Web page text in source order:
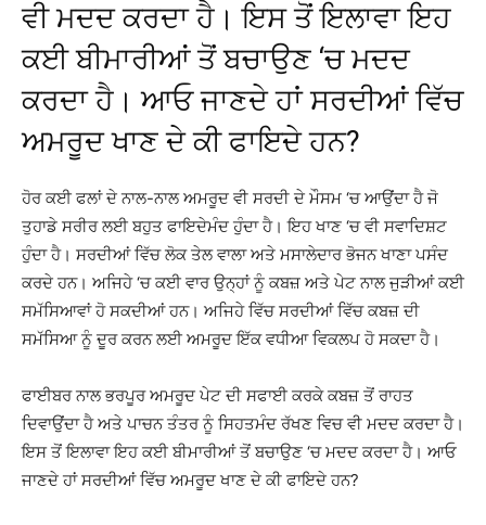
ਵੀ ਮਦਦ ਕਰਦਾ ਹੈ। ਇਸ ਤੋਂ ਇਲਾਵਾ ਇਹ
ਕਈ ਬੀਮਾਰੀਆਂ ਤੋਂ ਬਚਾਉਣ ‘ਚ ਮਦਦ
ਕਰਦਾ ਹੈ। ਆਓ ਜਾਣਦੇ ਹਾਂ ਸਰਦੀਆਂ ਵਿੱਚ
ਅਮਰੂਦ ਖਾਣ ਦੇ ਕੀ ਫਾਇਦੇ ਹਨ?
ਹੋਰ ਕਈ ਫਲਾਂ ਦੇ ਨਾਲ-ਨਾਲ ਅਮਰੂਦ ਵੀ ਸਰਦੀ ਦੇ ਮੌਸਮ ‘ਚ ਆਉਂਦਾ ਹੈ ਜੋ
ਤੁਹਾਡੇ ਸਰੀਰ ਲਈ ਬਹੁਤ ਫਾਇਦੇਮੰਦ ਹੁੰਦਾ ਹੈ। ਇਹ ਖਾਣ ‘ਚ ਵੀ ਸਵਾਦਿਸ਼ਟ
ਹੁੰਦਾ ਹੈ। ਸਰਦੀਆਂ ਵਿੱਚ ਲੋਕ ਤੇਲ ਵਾਲਾ ਅਤੇ ਮਸਾਲੇਦਾਰ ਭੋਜਨ ਖਾਣਾ ਪਸੰਦ
ਕਰਦੇ ਹਨ। ਅਜਿਹੇ ‘ਚ ਕਈ ਵਾਰ ਉਨ੍ਹਾਂ ਨੂੰ ਕਬਜ਼ ਅਤੇ ਪੇਟ ਨਾਲ ਜੁੜੀਆਂ ਕਈ
ਸਮੱਸਿਆਵਾਂ ਹੋ ਸਕਦੀਆਂ ਹਨ। ਅਜਿਹੇ ਵਿੱਚ ਸਰਦੀਆਂ ਵਿੱਚ ਕਬਜ਼ ਦੀ
ਸਮੱਸਿਆ ਨੂੰ ਦੂਰ ਕਰਨ ਲਈ ਅਮਰੂਦ ਇੱਕ ਵਧੀਆ ਵਿਕਲਪ ਹੋ ਸਕਦਾ ਹੈ।
ਫਾਈਬਰ ਨਾਲ ਭਰਪੂਰ ਅਮਰੂਦ ਪੇਟ ਦੀ ਸਫਾਈ ਕਰਕੇ ਕਬਜ਼ ਤੋਂ ਰਾਹਤ
ਦਿਵਾਉਂਦਾ ਹੈ ਅਤੇ ਪਾਚਨ ਤੰਤਰ ਨੂੰ ਸਿਹਤਮੰਦ ਰੱਖਣ ਵਿਚ ਵੀ ਮਦਦ ਕਰਦਾ ਹੈ।
ਇਸ ਤੋਂ ਇਲਾਵਾ ਇਹ ਕਈ ਬੀਮਾਰੀਆਂ ਤੋਂ ਬਚਾਉਣ ‘ਚ ਮਦਦ ਕਰਦਾ ਹੈ। ਆਓ
ਜਾਣਦੇ ਹਾਂ ਸਰਦੀਆਂ ਵਿੱਚ ਅਮਰੂਦ ਖਾਣ ਦੇ ਕੀ ਫਾਇਦੇ ਹਨ?